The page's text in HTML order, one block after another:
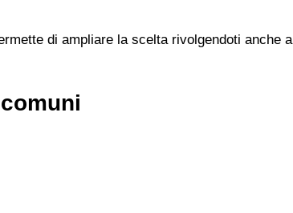
di ampliare la scelta rivolgendoti anche a